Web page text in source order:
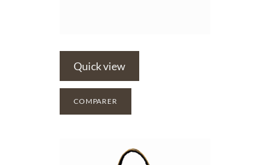
Quick view
COMPARER